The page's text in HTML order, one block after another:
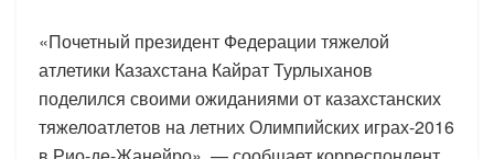
«Почетный президент Федерации тяжелой
атлетики Казахстана Кайрат Турлыханов
поделился своими ожиданиями от казахстанских
тяжелоатлетов на летних Олимпийских играх-2016